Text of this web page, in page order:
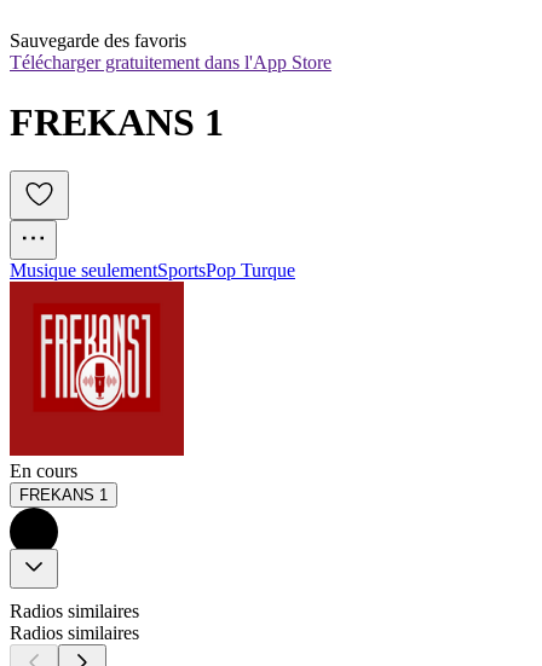
Sauvegarde des favoris
Télécharger gratuitement dans l'App Store
FREKANS 1
Musique seulementSportsPop Turque
En cours
FREKANS 1
Radios similaires
Radios similaires